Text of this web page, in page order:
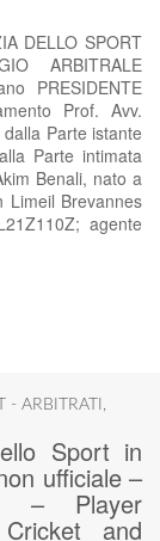
DELLO SPORT
ARBITRALE
PRESIDENTE
Prof. Avv.
Parte istante
Parte intimata
Benali, nato a
Limeil Brevannes
agente
ARBITRATI ,
Sport in
ufficiale –
– Player
and